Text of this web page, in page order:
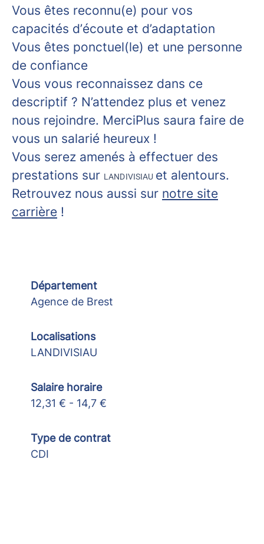
Vous êtes reconnu(e) pour vos
capacités d’écoute et d’adaptation
Vous êtes ponctuel(le) et une personne
de confiance
Vous vous reconnaissez dans ce
descriptif ? N’attendez plus et venez
nous rejoindre. MerciPlus saura faire de
vous un salarié heureux !
Vous serez amenés à effectuer des
prestations sur LANDIVISIAU et alentours.
Retrouvez nous aussi sur notre site
carrière !
Département
Agence de Brest
Localisations
LANDIVISIAU
Salaire horaire
12,31 € - 14,7 €
Type de contrat
CDI